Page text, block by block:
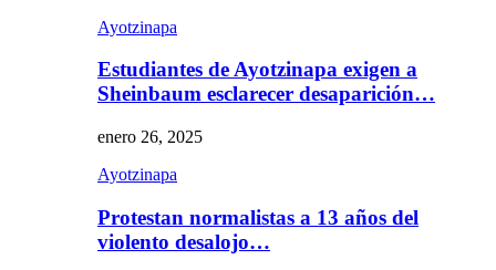
Ayotzinapa
Estudiantes de Ayotzinapa exigen a
Sheinbaum esclarecer desaparición…
enero 26, 2025
Ayotzinapa
Protestan normalistas a 13 años del
violento desalojo…